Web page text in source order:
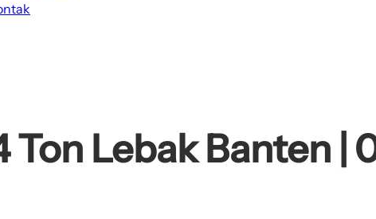
Ton Lebak Banten |